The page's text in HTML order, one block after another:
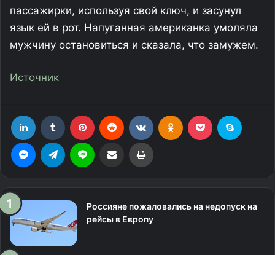
пассажирки, используя свой ключ, и засунул
язык ей в рот. Напуганная американка умоляла
мужчину остановиться и сказала, что замужем.
Источник
Россияне пожаловались на недопуск на
рейсы в Европу